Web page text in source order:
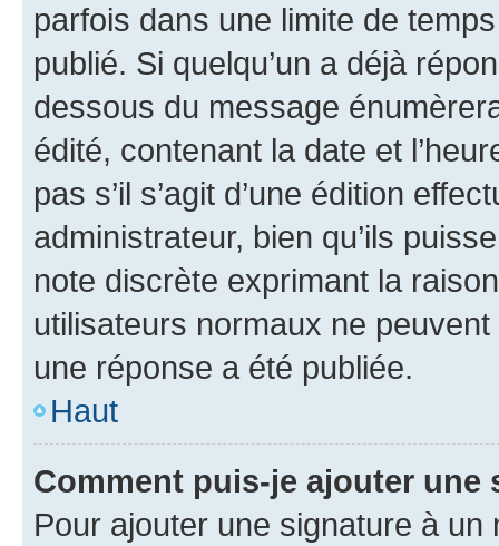
parfois dans une limite de
publié. Si quelqu’un a déjà
dessous du message
édité, contenant la date et
pas s’il s’agit d’une édition
administrateur, bien qu’ils
note discrète exprimant la
utilisateurs normaux ne
une réponse a été publiée.
Haut
Comment puis-je ajouter une
Pour ajouter une signature à un